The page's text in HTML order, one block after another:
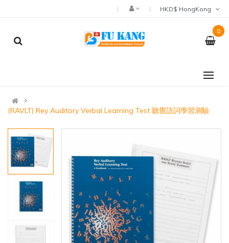
0
(RAVLT) Rey Auditory Verbal Learning Test 聽覺語詞學習測驗